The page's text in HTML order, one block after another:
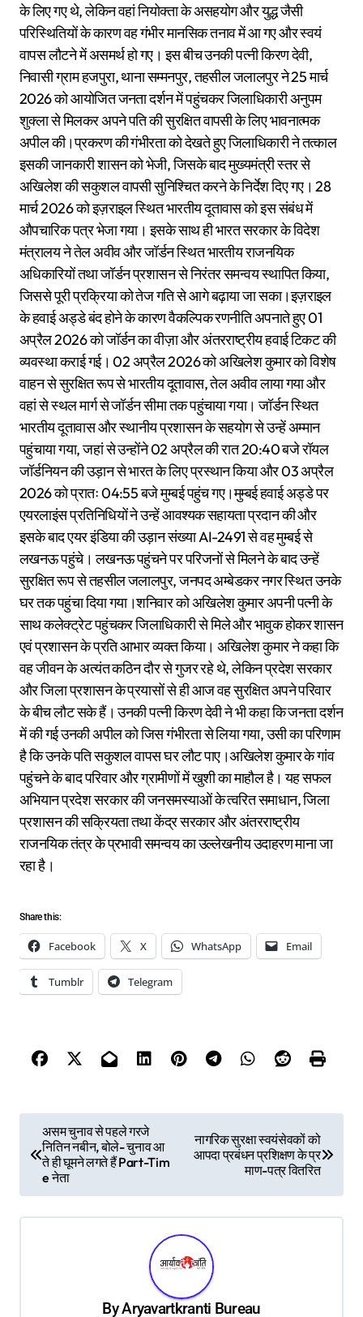
के लिए गए थे, लेकिन वहां नियोक्ता के असहयोग और युद्ध जैसी
परिस्थितियों के कारण वह गंभीर मानसिक तनाव में आ गए और स्वयं
वापस लौटने में असमर्थ हो गए। इस बीच उनकी पत्नी किरण देवी,
निवासी ग्राम हजपुरा, थाना सम्मनपुर, तहसील जलालपुर ने 25 मार्च
2026 को आयोजित जनता दर्शन में पहुंचकर जिलाधिकारी अनुपम
शुक्ला से मिलकर अपने पति की सुरक्षित वापसी के लिए भावनात्मक
अपील की।प्रकरण की गंभीरता को देखते हुए जिलाधिकारी ने तत्काल
इसकी जानकारी शासन को भेजी, जिसके बाद मुख्यमंत्री स्तर से
अखिलेश की सकुशल वापसी सुनिश्चित करने के निर्देश दिए गए। 28
मार्च 2026 को इज़राइल स्थित भारतीय दूतावास को इस संबंध में
औपचारिक पत्र भेजा गया। इसके साथ ही भारत सरकार के विदेश
मंत्रालय ने तेल अवीव और जॉर्डन स्थित भारतीय राजनयिक
अधिकारियों तथा जॉर्डन प्रशासन से निरंतर समन्वय स्थापित किया,
जिससे पूरी प्रक्रिया को तेज गति से आगे बढ़ाया जा सका।इज़राइल
के हवाई अड्डे बंद होने के कारण वैकल्पिक रणनीति अपनाते हुए 01
अप्रैल 2026 को जॉर्डन का वीज़ा और अंतरराष्ट्रीय हवाई टिकट की
व्यवस्था कराई गई। 02 अप्रैल 2026 को अखिलेश कुमार को विशेष
वाहन से सुरक्षित रूप से भारतीय दूतावास, तेल अवीव लाया गया और
वहां से स्थल मार्ग से जॉर्डन सीमा तक पहुंचाया गया। जॉर्डन स्थित
भारतीय दूतावास और स्थानीय प्रशासन के सहयोग से उन्हें अम्मान
पहुंचाया गया, जहां से उन्होंने 02 अप्रैल की रात 20:40 बजे रॉयल
जॉर्डनियन की उड़ान से भारत के लिए प्रस्थान किया और 03 अप्रैल
2026 को प्रातः 04:55 बजे मुम्बई पहुंच गए।मुम्बई हवाई अड्डे पर
एयरलाइंस प्रतिनिधियों ने उन्हें आवश्यक सहायता प्रदान की और
इसके बाद एयर इंडिया की उड़ान संख्या AI-2491 से वह मुम्बई से
लखनऊ पहुंचे। लखनऊ पहुंचने पर परिजनों से मिलने के बाद उन्हें
सुरक्षित रूप से तहसील जलालपुर, जनपद अम्बेडकर नगर स्थित उनके
घर तक पहुंचा दिया गया।शनिवार को अखिलेश कुमार अपनी पत्नी के
साथ कलेक्ट्रेट पहुंचकर जिलाधिकारी से मिले और भावुक होकर शासन
एवं प्रशासन के प्रति आभार व्यक्त किया। अखिलेश कुमार ने कहा कि
वह जीवन के अत्यंत कठिन दौर से गुजर रहे थे, लेकिन प्रदेश सरकार
और जिला प्रशासन के प्रयासों से ही आज वह सुरक्षित अपने परिवार
के बीच लौट सके हैं। उनकी पत्नी किरण देवी ने भी कहा कि जनता दर्शन
में की गई उनकी अपील को जिस गंभीरता से लिया गया, उसी का परिणाम
है कि उनके पति सकुशल वापस घर लौट पाए।अखिलेश कुमार के गांव
पहुंचने के बाद परिवार और ग्रामीणों में खुशी का माहौल है। यह सफल
अभियान प्रदेश सरकार की जनसमस्याओं के त्वरित समाधान, जिला
प्रशासन की सक्रियता तथा केंद्र सरकार और अंतरराष्ट्रीय
राजनयिक तंत्र के प्रभावी समन्वय का उल्लेखनीय उदाहरण माना जा
रहा है।
Share this:
Facebook X WhatsApp Email
Tumblr Telegram
असम चुनाव से पहले गरजे
नितिन नबीन, बोले- चुनाव आ
ते ही घूमने लगते हैं Part-Tim
e नेता
नागरिक सुरक्षा स्वयंसेवकों को
आपदा प्रबंधन प्रशिक्षण के प्र
माण-पत्र वितरित
ByAryavartkranti Bureau